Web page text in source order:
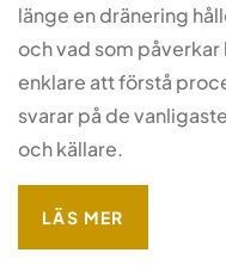
länge en dränering
och vad som
enklare att förstå
svarar på de
och källare.
LÄS MER